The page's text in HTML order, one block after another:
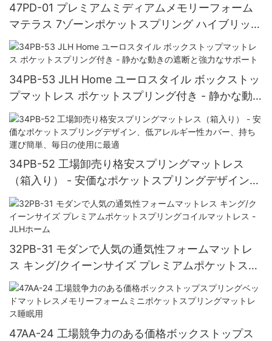
47PD-01 プレミアムミディアムメモリーフォーム
マテラス 7ゾーンポケットスプリング ハイブリッド
キングマットレス ラグジュアリートッパー付き -
JLHホーム
34PB-53 JLH Home ユーロスタイル ボックストッ
プマットレス ポケットスプリング付き - 静かな動
きの遮断と強力なサポート
34PB-52 工場卸売り格安スプリングマットレス
（箱入り） - 安価なポケットスプリングデザイン、
低アレルギー性カバー、持ち運び簡単、毎日の使用
に最適
32PB-31 モダンで人気の通気性フォームマットレ
ス キング/クイーンサイズ プレミアムポケットスプ
リングコイルマットレス - JLHホーム
47AA-24 工場競争力のある価格ボックストップス